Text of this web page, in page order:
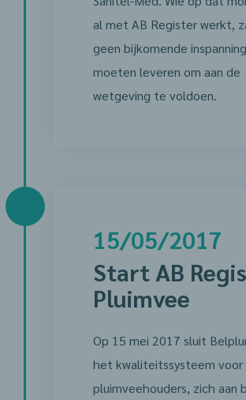
al met AB Register werkt,
geen bijkomende
moeten leveren om aan de
wetgeving te voldoen.
15/05/2017
Start AB
Pluimvee
Op 15 mei 2017 sluit
het kwaliteitssysteem voor
pluimveehouders, zich aan